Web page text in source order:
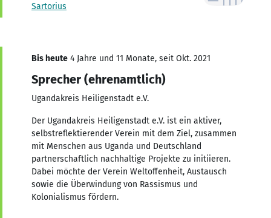
Sartorius
Bis heute 4 Jahre und 11 Monate, seit Okt. 2021
Sprecher (ehrenamtlich)
Ugandakreis Heiligenstadt e.V.
Der Ugandakreis Heiligenstadt e.V. ist ein aktiver,
selbstreflektierender Verein mit dem Ziel, zusammen
mit Menschen aus Uganda und Deutschland
partnerschaftlich nachhaltige Projekte zu initiieren.
Dabei möchte der Verein Weltoffenheit, Austausch
sowie die Überwindung von Rassismus und
Kolonialismus fördern.